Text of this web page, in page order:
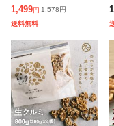
容量 たっぷり700g く
るみ オメガ3脂肪酸 メ
1,499円 1,578円
送料無料